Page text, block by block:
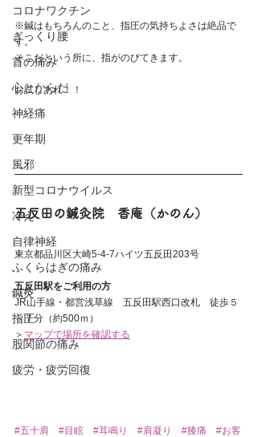
コロナワクチン
ぎっくり腰
首の痛み
心とからだ
神経痛
更年期
風邪
新型コロナウイルス
冷え
自律神経
ふくらはぎの痛み
鍼灸
指圧
股関節の痛み
疲労・疲労回復
※鍼はもちろんのこと、指圧の気持ちよさは絶品で
す。
そこだという所に、指がのびてきます。
お試しあれ！！
五反田の鍼灸院　香庵（かのん）
東京都品川区大崎5-4-7ハイツ五反田203号
五反田駅をご利用の方
JR山手線・都営浅草線　五反田駅西口改札　徒歩５
～７分（約500ｍ）
＞ マップで場所を確認する
#五十肩 #目眩 #耳鳴り #肩凝り #膝痛
#お客